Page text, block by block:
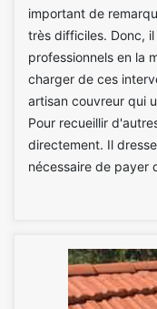
important de
très difficiles. Donc,
professionnels en la
charger de ces
artisan couvreur qui
Pour recueillir
directement. Il
nécessaire de payer